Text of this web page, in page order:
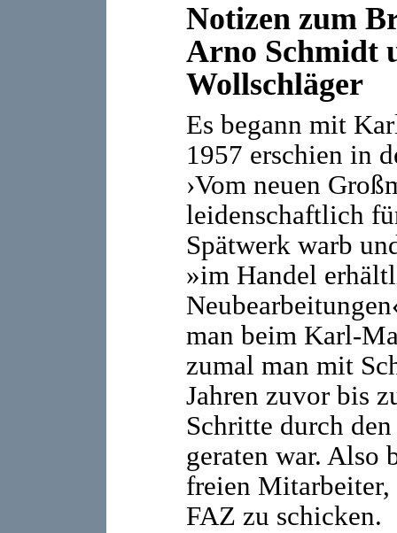
Notizen zum
Arno Schmidt
Wollschläger
Es begann mit
1957 erschien in
›Vom neuen
leidenschaftlich
Spätwerk warb
»im Handel
man beim Karl-
zumal man mit
Jahren zuvor bis
Schritte durch
geraten war. Also
freien
FAZ zu schicken.